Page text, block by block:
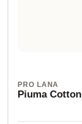
PRO LANA
Piuma Cotton